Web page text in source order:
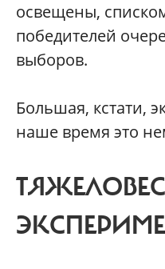
освещены,
победителей
выборов.
Большая, кстати,
наше время это